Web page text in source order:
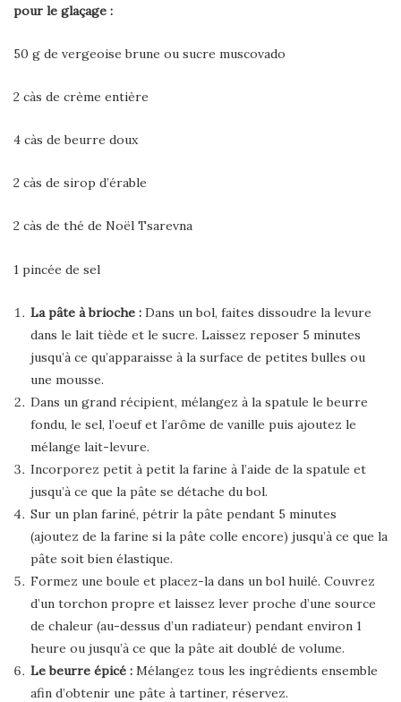
pour le glaçage :
50 g de vergeoise brune ou sucre muscovado
2 càs de crème entière
4 càs de beurre doux
2 càs de sirop d’érable
2 càs de thé de Noël Tsarevna
1 pincée de sel
La pâte à brioche : Dans un bol, faites dissoudre la levure
dans le lait tiède et le sucre. Laissez reposer 5 minutes
jusqu’à ce qu’apparaisse à la surface de petites bulles ou
une mousse.
Dans un grand récipient, mélangez à la spatule le beurre
fondu, le sel, l’oeuf et l’arôme de vanille puis ajoutez le
mélange lait-levure.
Incorporez petit à petit la farine à l’aide de la spatule et
jusqu’à ce que la pâte se détache du bol.
Sur un plan fariné, pétrir la pâte pendant 5 minutes
(ajoutez de la farine si la pâte colle encore) jusqu’à ce que la
pâte soit bien élastique.
Formez une boule et placez-la dans un bol huilé. Couvrez
d’un torchon propre et laissez lever proche d’une source
de chaleur (au-dessus d’un radiateur) pendant environ 1
heure ou jusqu’à ce que la pâte ait doublé de volume.
Le beurre épicé : Mélangez tous les ingrédients ensemble
afin d’obtenir une pâte à tartiner, réservez.